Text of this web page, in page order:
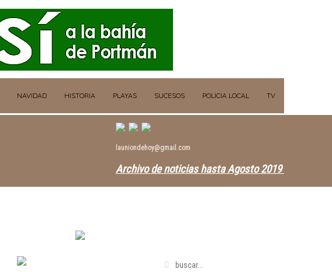
NAVIDAD HISTORIA PLAYAS SUCESOS POLICIA LOCAL TV
launiondehoy@gmail.com
Archivo de noticias hasta Agosto 2019